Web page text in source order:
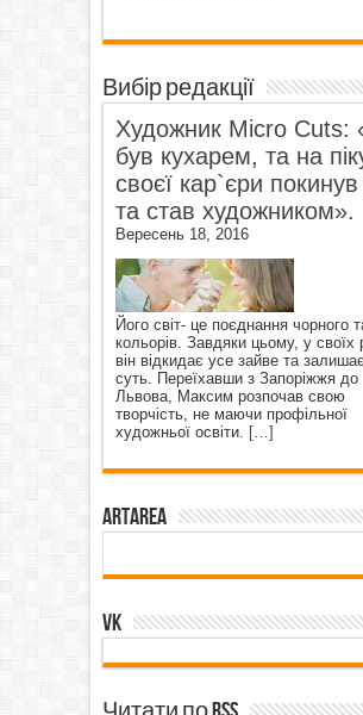
Вибір редакції
Художник Micro Cuts:
був кухарем, та на
своєї кар`єри
та став художником».
Вересень 18, 2016
Його світ- це поєднання чорного
кольорів. Завдяки цьому, у своїх
він відкидає усе зайве та
суть. Переїхавши з Запоріжжя до
Львова, Максим розпочав свою
творчість, не маючи профільної
художньої освіти. […]
ArtArea
VK